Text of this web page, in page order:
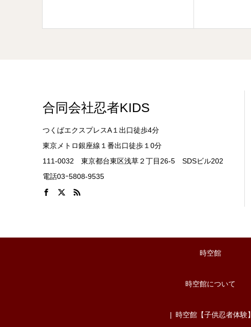
合同会社忍者KIDS
つくばエクスプレスA１出口徒歩4分
東京メトロ銀座線１番出口徒歩１0分
111-0032 東京都台東区浅草２丁目26-5 SDSビル202
電話03ｰ5808-9535
時空館
時空館について
時空館【子供忍者体験】